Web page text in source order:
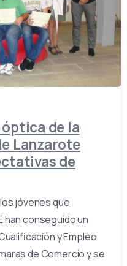
de la
Lanzarote
de
jóvenes que
han conseguido un
y Empleo
de Comercio y se